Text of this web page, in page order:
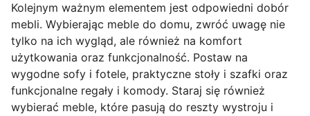
Kolejnym ważnym elementem jest odpowiedni dobór
mebli. Wybierając meble do domu, zwróć uwagę nie
tylko na ich wygląd, ale również na komfort
użytkowania oraz funkcjonalność. Postaw na
wygodne sofy i fotele, praktyczne stoły i szafki oraz
funkcjonalne regały i komody. Staraj się również
wybierać meble, które pasują do reszty wystroju i